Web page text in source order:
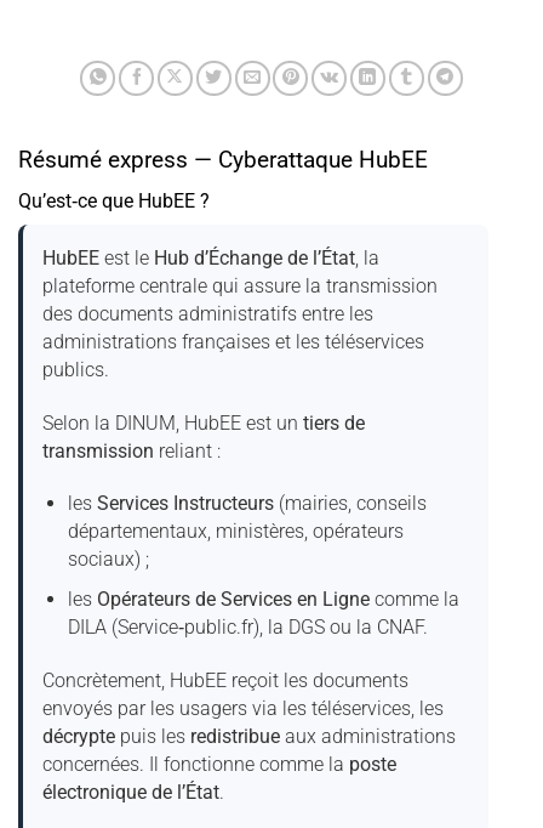
Résumé express — Cyberattaque HubEE
Qu’est‑ce que HubEE ?
HubEE est le Hub d’Échange de l’État, la
plateforme centrale qui assure la transmission
des documents administratifs entre les
administrations françaises et les téléservices
publics.
Selon la DINUM, HubEE est un tiers de
transmission reliant :
les Services Instructeurs(mairies, conseils
départementaux, ministères, opérateurs
sociaux) ;
les Opérateurs de Services en Lignecomme la
DILA (Service‑public.fr), la DGS ou la CNAF.
Concrètement, HubEE reçoit les documents
envoyés par les usagers via les téléservices, les
décrypte puis les redistribue aux administrations
concernées. Il fonctionne comme la poste
électronique de l’État.